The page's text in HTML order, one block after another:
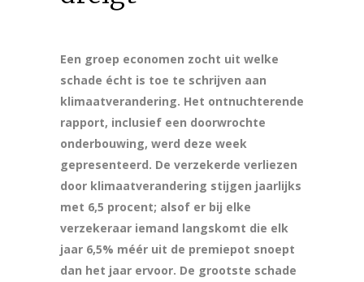
Een groep economen zocht uit welke
schade écht is toe te schrijven aan
klimaatverandering. Het ontnuchterende
rapport, inclusief een doorwrochte
onderbouwing, werd deze week
gepresenteerd. De verzekerde verliezen
door klimaatverandering stijgen jaarlijks
met 6,5 procent; alsof er bij elke
verzekeraar iemand langskomt die elk
jaar 6,5% méér uit de premiepot snoept
dan het jaar ervoor. De grootste schade